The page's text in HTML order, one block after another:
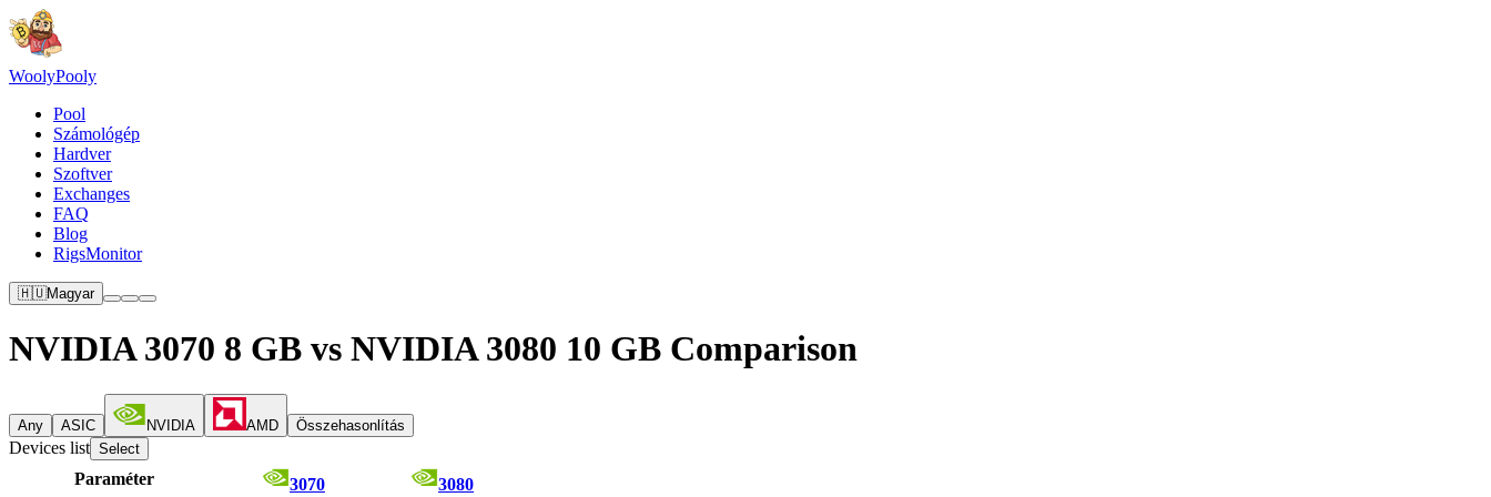
WoolyPooly
Pool
Számológép
Hardver
Szoftver
Exchanges
FAQ
Blog
RigsMonitor
🇭🇺Magyar
NVIDIA 3070 8 GB vs NVIDIA 3080 10 GB Comparison
Any ASIC NVIDIA AMD Összehasonlítás
Devices list Select
Paraméter 3070 3080